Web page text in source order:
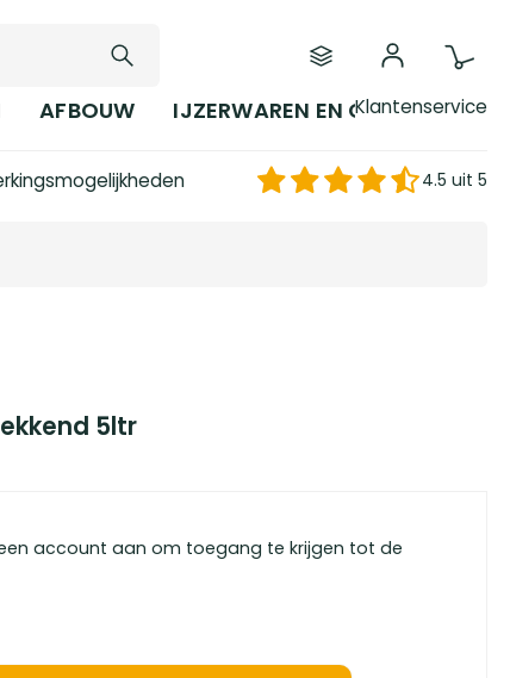
AFBOUW IJZERWAREN EN GEREEDSCHAP
Klantenservice
4.5 uit 5
5ltr
account aan om toegang te krijgen tot de